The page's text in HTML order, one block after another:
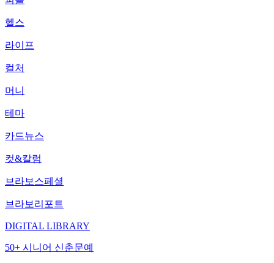
헬스
라이프
컬처
머니
테마
카드뉴스
컷&칼럼
브라보스페셜
브라보리포트
DIGITAL LIBRARY
50+ 시니어 신춘문예